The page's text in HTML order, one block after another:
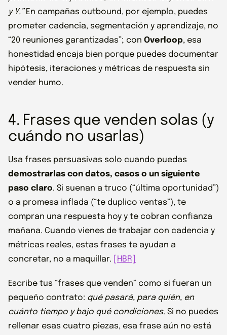
y Y.”En campañas outbound, por ejemplo, puedes
prometer cadencia, segmentación y aprendizaje, no
“20 reuniones garantizadas”; con Overloop, esa
honestidad encaja bien porque puedes documentar
hipótesis, iteraciones y métricas de respuesta sin
vender humo.
4. Frases que venden solas (y
cuándo no usarlas)
Usa frases persuasivas solo cuando puedas
demostrarlas con datos, casos o un siguiente
paso claro. Si suenan a truco (“última oportunidad”)
o a promesa inflada (“te duplico ventas”), te
compran una respuesta hoy y te cobran confianza
mañana. Cuando vienes de trabajar con cadencia y
métricas reales, estas frases te ayudan a
concretar, no a maquillar.
[HBR]
Escribe tus “frases que venden” como si fueran un
pequeño contrato: qué pasará, para quién, en
cuánto tiempo y bajo qué condiciones. Si no puedes
rellenar esas cuatro piezas, esa frase aún no está